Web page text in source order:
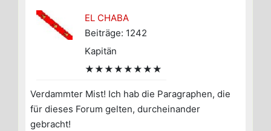
EL CHABA
Beiträge: 1242
Kapitän
★★★★★★★★
Verdammter Mist! Ich hab die Paragraphen, die
für dieses Forum gelten, durcheinander
gebracht!